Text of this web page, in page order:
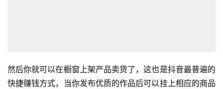
然后你就可以在橱窗上架产品卖货了，这也是抖音最普遍的
快捷赚钱方式，当你发布优质的作品后可以挂上相应的商品